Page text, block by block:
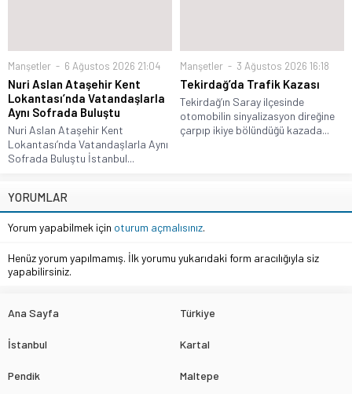
Manşetler 6 Ağustos 2026 21:04
Nuri Aslan Ataşehir Kent
Lokantası’nda Vatandaşlarla
Aynı Sofrada Buluştu
Nuri Aslan Ataşehir Kent
Lokantası’nda Vatandaşlarla Aynı
Sofrada Buluştu İstanbul...
Manşetler 3 Ağustos 2026 16:18
Tekirdağ’da Trafik Kazası
Tekirdağ’ın Saray ilçesinde
otomobilin sinyalizasyon direğine
çarpıp ikiye bölündüğü kazada...
YORUMLAR
Yorum yapabilmek için oturum açmalısınız.
Henüz yorum yapılmamış. İlk yorumu yukarıdaki form aracılığıyla siz
yapabilirsiniz.
Ana Sayfa Türkiye
İstanbul Kartal
Pendik Maltepe